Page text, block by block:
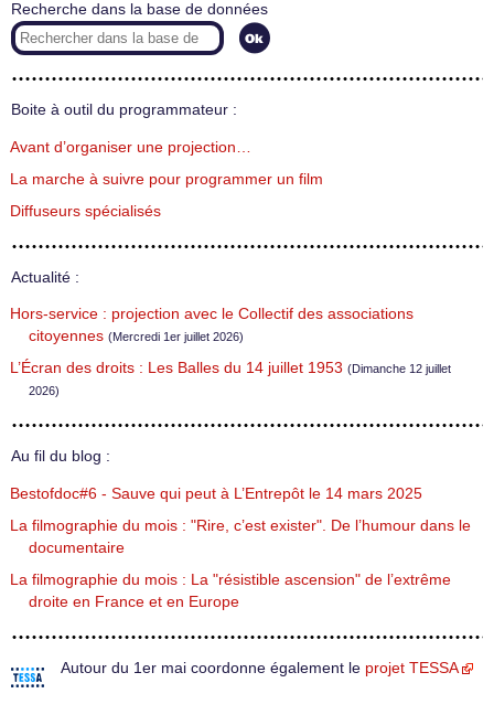
Recherche dans la base de données
Boite à outil du programmateur :
Avant d’organiser une projection…
La marche à suivre pour programmer un film
Diffuseurs spécialisés
Actualité :
Hors-service : projection avec le Collectif des associations
citoyennes (Mercredi 1er juillet 2026)
L’Écran des droits : Les Balles du 14 juillet 1953 (Dimanche 12 juillet
2026)
Au fil du blog :
Bestofdoc#6 - Sauve qui peut à L’Entrepôt le 14 mars 2025
La filmographie du mois : "Rire, c’est exister". De l’humour dans le
documentaire
La filmographie du mois : La "résistible ascension" de l’extrême
droite en France et en Europe
Autour du 1er mai coordonne également le projet TESSA